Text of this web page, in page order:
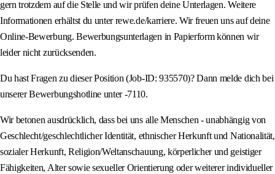
gern trotzdem auf die Stelle und wir prüfen deine Unterlagen. Weitere
Informationen erhältst du unter rewe.de/karriere. Wir freuen uns auf deine
Online-Bewerbung. Bewerbungsunterlagen in Papierform können wir
leider nicht zurücksenden.
Du hast Fragen zu dieser Position (Job-ID: 935570)? Dann melde dich bei
unserer Bewerbungshotline unter -7110.
Wir betonen ausdrücklich, dass bei uns alle Menschen - unabhängig von
Geschlecht/geschlechtlicher Identität, ethnischer Herkunft und Nationalität,
sozialer Herkunft, Religion/Weltanschauung, körperlicher und geistiger
Fähigkeiten, Alter sowie sexueller Orientierung oder weiterer individueller